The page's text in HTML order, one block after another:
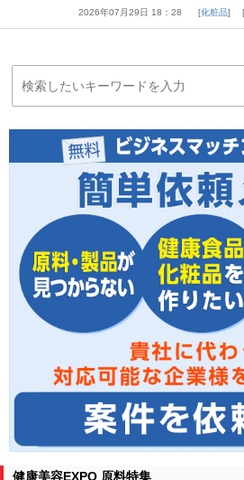
2026年07月29日 18：28 化粧品
健康美容EXPO 原料特集